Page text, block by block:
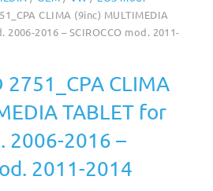
CLIMA (9inc) MULTIMEDIA
2006-2016 – SCIROCCO mod. 2011-
2751_CPA CLIMA
TABLET for
2006-2016 –
2011-2014